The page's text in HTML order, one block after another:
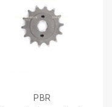
PBR